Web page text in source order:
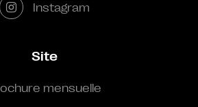
Instagram
Site
mensuelle